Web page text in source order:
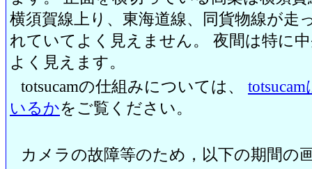
横須賀線上り、東海道線、同貨物線が走
れていてよく見えません。 夜間は特に
よく見えます。
totsucamの仕組みについては、
いるかをご覧ください。
カメラの故障等のため，以下の期間の